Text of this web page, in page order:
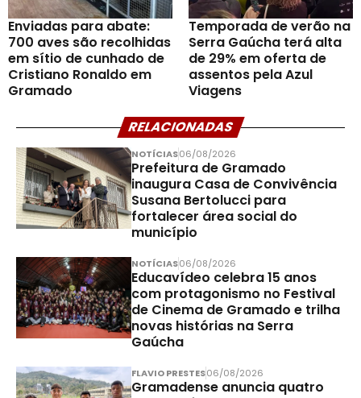
Enviadas para abate:
700 aves são recolhidas
em sítio de cunhado de
Cristiano Ronaldo em
Gramado
Temporada de verão na
Serra Gaúcha terá alta
de 29% em oferta de
assentos pela Azul
Viagens
RELACIONADAS
NOTÍCIAS06/08/2026
Prefeitura de Gramado
inaugura Casa de Convivência
Susana Bertolucci para
fortalecer área social do
município
NOTÍCIAS06/08/2026
Educavídeo celebra 15 anos
com protagonismo no Festival
de Cinema de Gramado e trilha
novas histórias na Serra
Gaúcha
FLAVIO PRESTES06/08/2026
Gramadense anuncia quatro